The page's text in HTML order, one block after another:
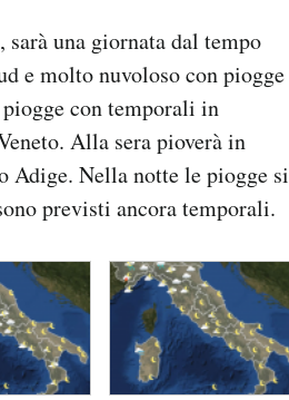
una giornata dal tempo
e molto nuvoloso con piogge
con temporali in
Alla sera pioverà in
Adige. Nella notte le piogge si
previsti ancora temporali.